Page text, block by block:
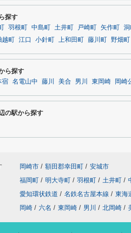
探す
羽根町 中島町 土井町 戸崎町 矢作町 洞
町 江口 小針町 上和田町 藤川町 野畑町
ら探す
宿 名電山中 藤川 美合 男川 東岡崎 岡崎
の駅から探す
岡崎市 / 額田郡幸田町 / 安城市
福岡町 / 明大寺町 / 羽根町 / 土井町 /
愛知環状鉄道 / 名鉄名古屋本線 / 東海
岡崎 / 六名 / 東岡崎 / 男川 / 北岡崎 /